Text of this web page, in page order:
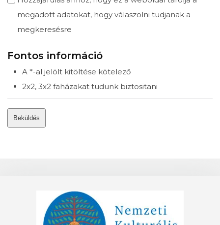
megadott adatokat, hogy válaszolni tudjanak a
megkeresésre
Fontos információ
A *-al jelölt kitöltése kötelező
2x2, 3x2 faházakat tudunk biztositani
Beküldés